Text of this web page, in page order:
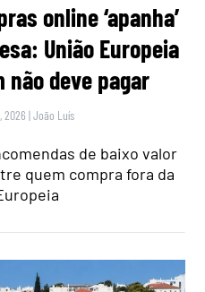
online ‘apanha’
União Europeia
deve pagar
2026 |João Luís
de baixo valor
quem compra fora da